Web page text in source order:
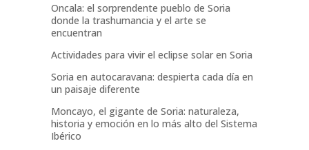
Oncala: el sorprendente pueblo de Soria
donde la trashumancia y el arte se
encuentran
Actividades para vivir el eclipse solar en Soria
Soria en autocaravana: despierta cada día en
un paisaje diferente
Moncayo, el gigante de Soria: naturaleza,
historia y emoción en lo más alto del Sistema
Ibérico